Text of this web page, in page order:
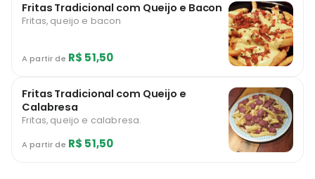
Fritas Tradicional com Queijo e Bacon
Fritas, queijo e bacon
A partir de R$ 51,50
Fritas Tradicional com Queijo e
Calabresa
Fritas, queijo e calabresa.
A partir de R$ 51,50